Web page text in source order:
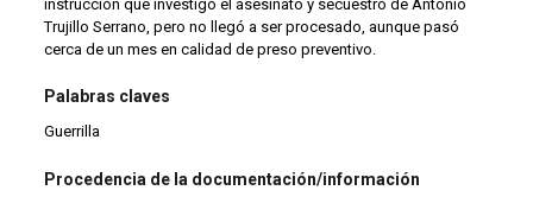
instrucción que investigó el asesinato y secuestro de Antonio
Trujillo Serrano, pero no llegó a ser procesado, aunque pasó
cerca de un mes en calidad de preso preventivo.
Palabras claves
Guerrilla
Procedencia de la documentación/información